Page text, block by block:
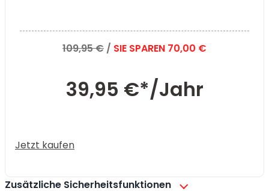
109,95 € / SIE SPAREN 70,00 €
39,95 €*/Jahr
Jetzt kaufen
Zusätzliche Sicherheitsfunktionen